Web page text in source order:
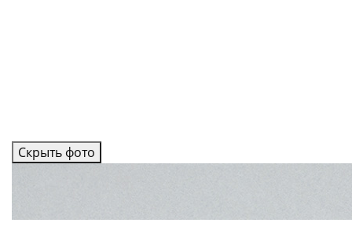
Скрыть фото